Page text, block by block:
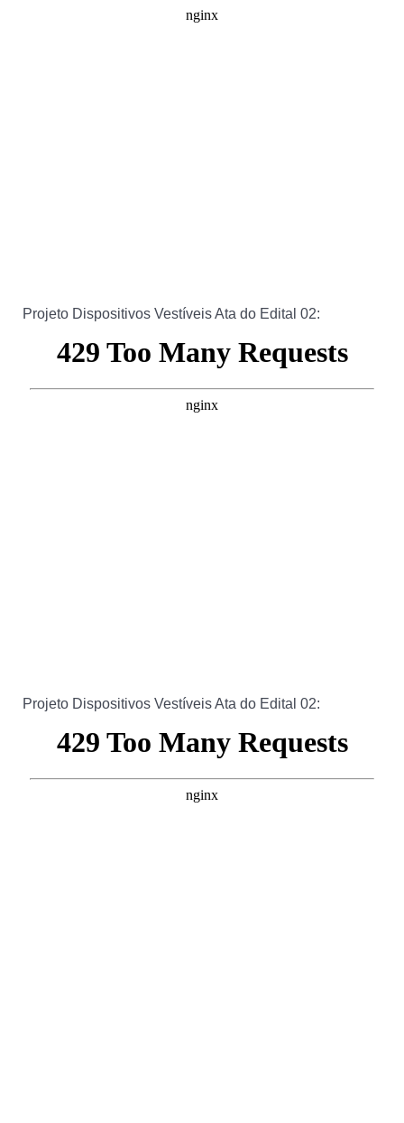
Projeto Dispositivos Vestíveis Ata do Edital 02:
Projeto Dispositivos Vestíveis Ata do Edital 02: